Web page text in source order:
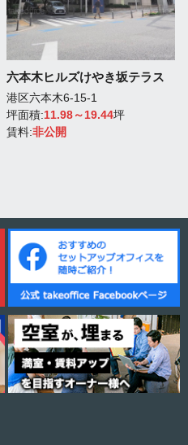
六本木ヒルズけやき坂テラス
港区六本木6-15-1
坪面積:11.98～19.44坪
賃料:非公開